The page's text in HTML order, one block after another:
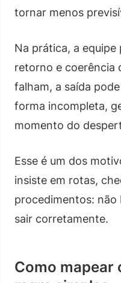
tornar menos
Na prática, a
retorno e coerência
falham, a saída
forma incompleta,
momento do
Esse é um dos
insiste em rotas,
procedimentos: não
sair corretamente.
Como mapear